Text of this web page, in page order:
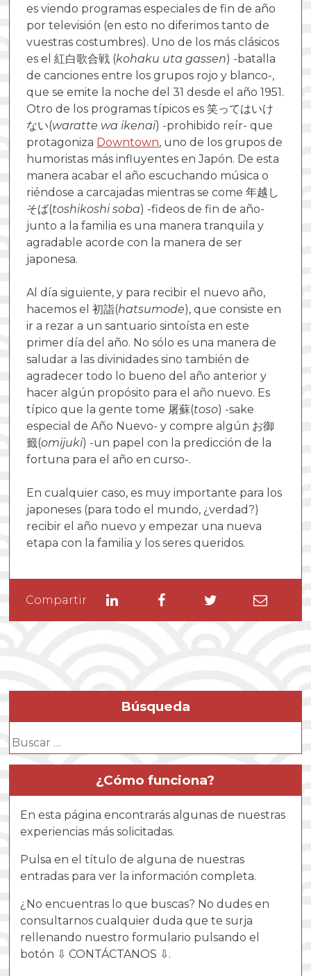
es viendo programas especiales de fin de año
por televisión (en esto no diferimos tanto de
vuestras costumbres). Uno de los más clásicos
es el 紅白歌合戦 (kohaku uta gassen) -batalla
de canciones entre los grupos rojo y blanco-,
que se emite la noche del 31 desde el año 1951.
Otro de los programas típicos es 笑ってはいけ
ない(waratte wa ikenai) -prohibido reír- que
protagoniza Downtown, uno de los grupos de
humoristas más influyentes en Japón. De esta
manera acabar el año escuchando música o
riéndose a carcajadas mientras se come 年越し
そば(toshikoshi soba) -fideos de fin de año-
junto a la familia es una manera tranquila y
agradable acorde con la manera de ser
japonesa.
Al día siguiente, y para recibir el nuevo año,
hacemos el 初詣(hatsumode), que consiste en
ir a rezar a un santuario sintoísta en este
primer día del año. No sólo es una manera de
saludar a las divinidades sino también de
agradecer todo lo bueno del año anterior y
hacer algún propósito para el año nuevo. Es
típico que la gente tome 屠蘇(toso) -sake
especial de Año Nuevo- y compre algún お御
籤(omijuki) -un papel con la predicción de la
fortuna para el año en curso-.
En cualquier caso, es muy importante para los
japoneses (para todo el mundo, ¿verdad?)
recibir el año nuevo y empezar una nueva
etapa con la familia y los seres queridos.
Compartir LinkedinFacebookTwitterEnviar
por
email
Búsqueda
Buscar:
¿Cómo funciona?
En esta página encontrarás algunas de nuestras
experiencias más solicitadas.
Pulsa en el título de alguna de nuestras
entradas para ver la información completa.
¿No encuentras lo que buscas? No dudes en
consultarnos cualquier duda que te surja
rellenando nuestro formulario pulsando el
botón ⇩ CONTÁCTANOS ⇩.